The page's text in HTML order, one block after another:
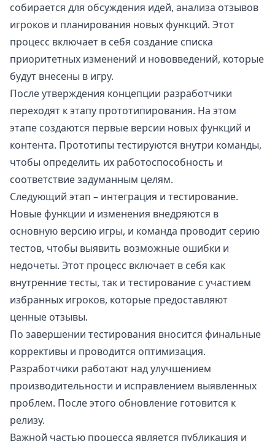
собирается для обсуждения идей, анализа отзывов
игроков и планирования новых функций. Этот
процесс включает в себя создание списка
приоритетных изменений и нововведений, которые
будут внесены в игру.
После утверждения концепции разработчики
переходят к этапу прототипирования. На этом
этапе создаются первые версии новых функций и
контента. Прототипы тестируются внутри команды,
чтобы определить их работоспособность и
соответствие задуманным целям.
Следующий этап – интеграция и тестирование.
Новые функции и изменения внедряются в
основную версию игры, и команда проводит серию
тестов, чтобы выявить возможные ошибки и
недочеты. Этот процесс включает в себя как
внутренние тесты, так и тестирование с участием
избранных игроков, которые предоставляют
ценные отзывы.
По завершении тестирования вносится финальные
коррективы и проводится оптимизация.
Разработчики работают над улучшением
производительности и исправлением выявленных
проблем. После этого обновление готовится к
релизу.
Важной частью процесса является публикация и